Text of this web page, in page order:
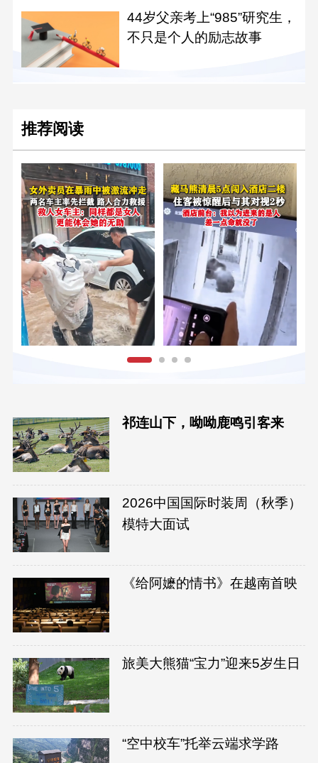
44岁父亲考上“985”研究生，
不只是个人的励志故事
推荐阅读
祁连山下，呦呦鹿鸣引客来
2026中国国际时装周（秋季）
模特大面试
《给阿嬷的情书》在越南首映
旅美大熊猫“宝力”迎来5岁生日
“空中校车”托举云端求学路